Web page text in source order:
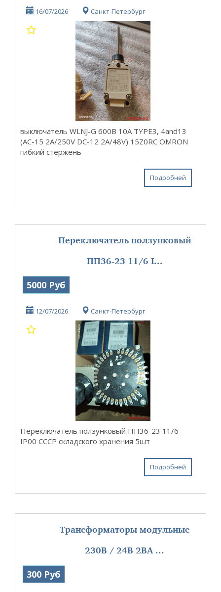
16/07/2026 Санкт-Петербург
выключатель WLNJ-G 600В 10А TYPE3, 4and13
(AC-15 2A/250V DC-12 2A/48V) 15Z0RC OMRON
гибкий стержень
Подробней
Переключатель ползунковый
ПП36-23 11/6 I...
5000 Руб
12/07/2026 Санкт-Петербург
Переключатель ползунковый ПП36-23 11/6
IP00 СССР складского хранения 5шт
Подробней
Трансформаторы модульные
230В / 24В 2ВА ...
300 Руб